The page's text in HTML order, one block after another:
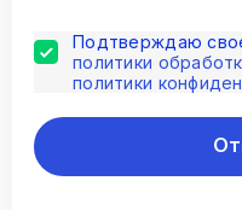
Подтверждаю
политики
политики